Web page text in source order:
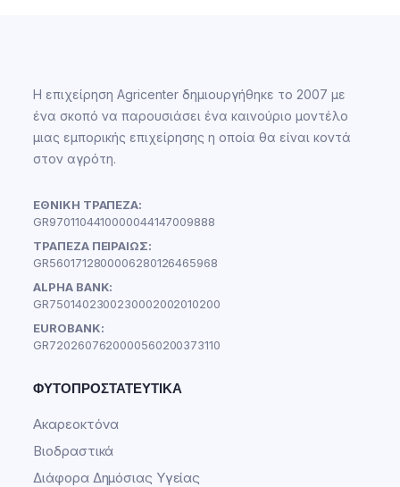
Η επιχείρηση Agricenter δημιουργήθηκε το 2007 με
ένα σκοπό να παρουσιάσει ένα καινούριο μοντέλο
μιας εμπορικής επιχείρησης η οποία θα είναι κοντά
στον αγρότη.
ΕΘΝΙΚΗ ΤΡΑΠΕΖΑ:
GR9701104410000044147009888
ΤΡΑΠΕΖΑ ΠΕΙΡΑΙΩΣ:
GR5601712800006280126465968
ALPHA BANK:
GR7501402300230002002010200
EUROBANK:
GR7202607620000560200373110
ΦΥΤΟΠΡΟΣΤΑΤΕΥΤΙΚΆ
Ακαρεοκτόνα
Βιοδραστικά
Διάφορα Δημόσιας Υγείας